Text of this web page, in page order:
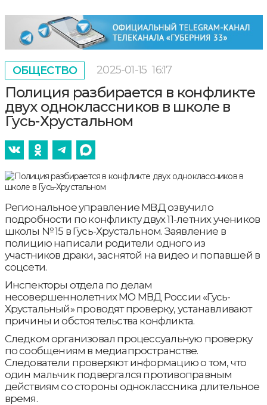
ОБЩЕСТВО 2025-01-15 16:17
Полиция разбирается в конфликте
двух одноклассников в школе в
Гусь-Хрустальном
Региональное управление МВД озвучило
подробности по конфликту двух 11-летних учеников
школы № 15 в Гусь-Хрустальном. Заявление в
полицию написали родители одного из
участников драки, заснятой на видео и попавшей в
соцсети.
Инспекторы отдела по делам
несовершеннолетних МО МВД России «Гусь-
Хрустальный» проводят проверку, устанавливают
причины и обстоятельства конфликта.
Следком организовал процессуальную проверку
по сообщениям в медиапространстве.
Следователи проверяют информацию о том, что
один мальчик подвергался противоправным
действиям со стороны одноклассника длительное
время.